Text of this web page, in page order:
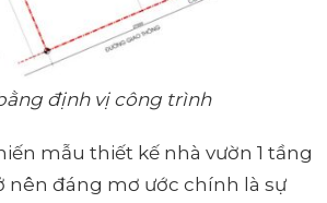
định vị công trình
mẫu thiết kế nhà vườn 1 tầng
nên đáng mơ ước chính là sự